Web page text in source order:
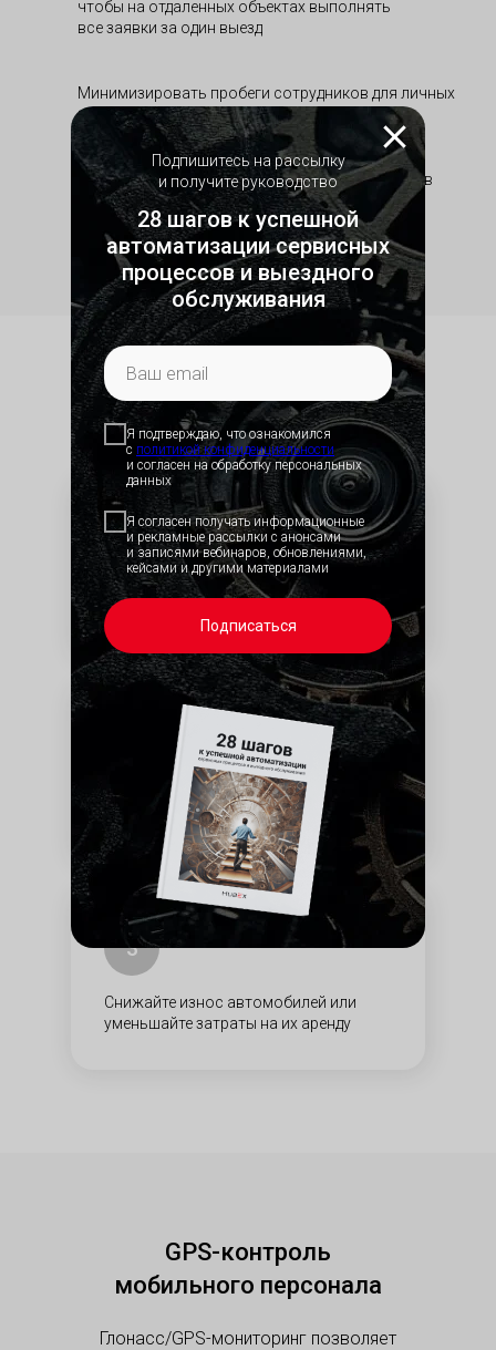
чтобы на отдаленных объектах выполнять
все заявки за один выезд
Минимизировать пробеги сотрудников для личных
нужд
Обязать сотрудников внепланово отчитаться в
системе о его транспортном средстве
и показателях на приборной панели
Результат
Эффективно контролируйте
мобильный персонал
Сокращайте пробеги (исключив в том
числе нецелевые) и расходы на ГСМ
Снижайте износ автомобилей или
уменьшайте затраты на их аренду​​
1
3
GPS-контроль
мобильного персонала
Глонасс/GPS-мониторинг позволяет
28 шагов к успешной
автоматизации сервисных
процессов и выездного
обслуживания
Подпишитесь на рассылку
и получите руководство
Я подтверждаю, что ознакомился
с политикой конфиденциальности
и согласен на обработку персональных
данных
Я согласен получать информационные
и рекламные рассылки с анонсами
и записями вебинаров, обновлениями,
кейсами и другими материалами
Подписаться